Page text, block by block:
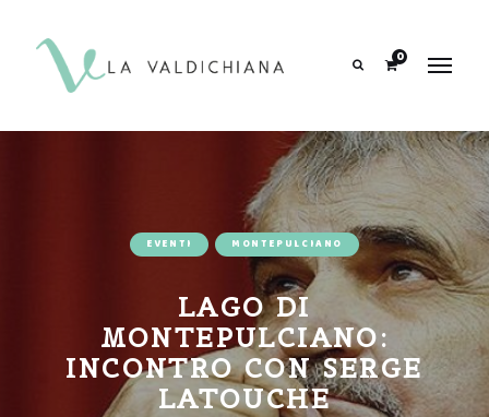
0
EVENTI MONTEPULCIANO
LAGO DI
MONTEPULCIANO:
INCONTRO CON SERGE
LATOUCHE